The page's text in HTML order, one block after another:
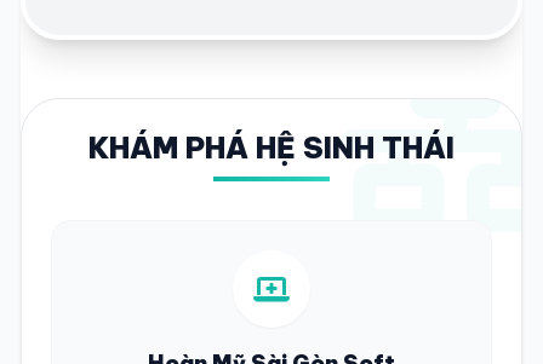
KHÁM PHÁ HỆ SINH THÁI